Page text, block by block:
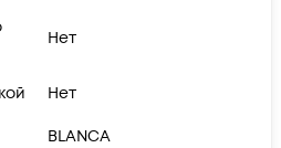
Нет
Нет
BLANCA